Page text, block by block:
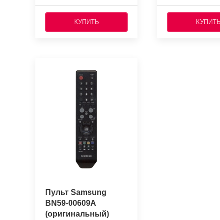
КУПИТЬ КУПИТЬ
Пульт Samsung
BN59-00609A
(оригинальный)